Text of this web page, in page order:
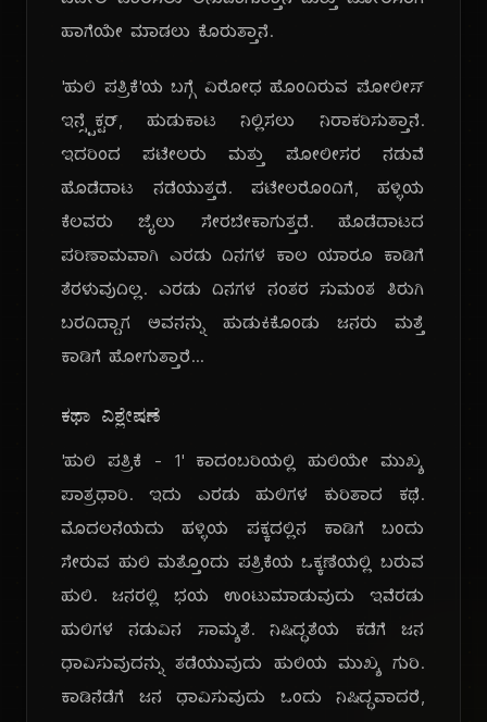
ಹಾಗೆಯೇ ಮಾಡಲು ಕೊರುತ್ತಾನೆ.
'ಹುಲಿ ಪತ್ರಿಕೆ'ಯ ಬಗ್ಗೆ ವಿರೋಧ ಹೊಂದಿರುವ ಪೋಲೀಸ್
ಇನ್ಸ್ಪೆಕ್ಟರ್, ಹುಡುಕಾಟ ನಿಲ್ಲಿಸಲು ನಿರಾಕರಿಸುತ್ತಾನೆ.
ಇದರಿಂದ ಪಟೇಲರು ಮತ್ತು ಪೋಲೀಸರ ನಡುವೆ
ಹೊಡೆದಾಟ ನಡೆಯುತ್ತದೆ. ಪಟೇಲರೊಂದಿಗೆ, ಹಳ್ಳಿಯ
ಕೆಲವರು ಜೈಲು ಸೇರಬೇಕಾಗುತ್ತದೆ. ಹೊಡೆದಾಟದ
ಪರಿಣಾಮವಾಗಿ ಎರಡು ದಿನಗಳ ಕಾಲ ಯಾರೂ ಕಾಡಿಗೆ
ತೆರಳುವುದಿಲ್ಲ. ಎರಡು ದಿನಗಳ ನಂತರ ಸುಮಂತ ತಿರುಗಿ
ಬರದಿದ್ದಾಗ ಅವನನ್ನು ಹುಡುಕಿಕೊಂಡು ಜನರು ಮತ್ತೆ
ಕಾಡಿಗೆ ಹೋಗುತ್ತಾರೆ...
ಕಥಾ ವಿಶ್ಲೇಷಣೆ
'ಹುಲಿ ಪತ್ರಿಕೆ - 1' ಕಾದಂಬರಿಯಲ್ಲಿ ಹುಲಿಯೇ ಮುಖ್ಯ
ಪಾತ್ರಧಾರಿ. ಇದು ಎರಡು ಹುಲಿಗಳ ಕುರಿತಾದ ಕಥೆ.
ಮೊದಲನೆಯದು ಹಳ್ಳಿಯ ಪಕ್ಕದಲ್ಲಿನ ಕಾಡಿಗೆ ಬಂದು
ಸೇರುವ ಹುಲಿ ಮತ್ತೊಂದು ಪತ್ರಿಕೆಯ ಒಕ್ಕಣೆಯಲ್ಲಿ ಬರುವ
ಹುಲಿ. ಜನರಲ್ಲಿ ಭಯ ಉಂಟುಮಾಡುವುದು ಇವೆರಡು
ಹುಲಿಗಳ ನಡುವಿನ ಸಾಮ್ಯತೆ. ನಿಷಿದ್ಧತೆಯ ಕಡೆಗೆ ಜನ
ಧಾವಿಸುವುದನ್ನು ತಡೆಯುವುದು ಹುಲಿಯ ಮುಖ್ಯ ಗುರಿ.
ಕಾಡಿನೆಡೆಗೆ ಜನ ಧಾವಿಸುವುದು ಒಂದು ನಿಷಿದ್ಧವಾದರೆ,